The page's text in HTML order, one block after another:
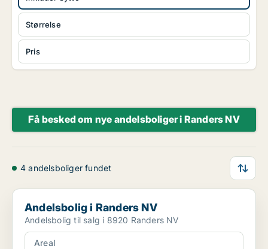
Størrelse
Pris
Få besked om nye andelsboliger i Randers NV
4 andelsboliger fundet
Andelsbolig i Randers NV
Andelsbolig i Randers NV
Andelsbolig til salg i 8920 Randers NV
Areal